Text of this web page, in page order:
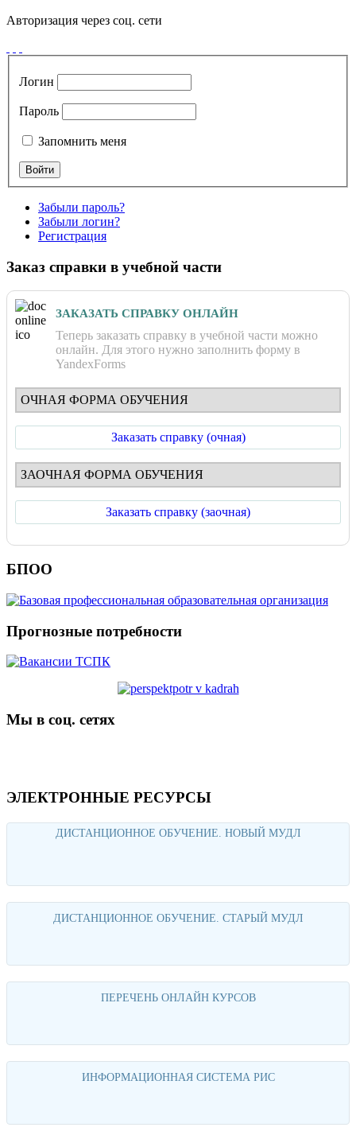
Авторизация через соц. сети
Логин
Пароль
Запомнить меня
Забыли пароль?
Забыли логин?
Регистрация
Заказ справки в учебной части
ЗАКАЗАТЬ СПРАВКУ ОНЛАЙН
Теперь заказать справку в учебной части можно
онлайн. Для этого нужно заполнить форму в
YandexForms
ОЧНАЯ ФОРМА ОБУЧЕНИЯ
Заказать справку (очная)
ЗАОЧНАЯ ФОРМА ОБУЧЕНИЯ
Заказать справку (заочная)
БПОО
Прогнозные потребности
Мы в соц. сетях
ЭЛЕКТРОННЫЕ РЕСУРСЫ
ДИСТАНЦИОННОЕ ОБУЧЕНИЕ. НОВЫЙ МУДЛ
ДИСТАНЦИОННОЕ ОБУЧЕНИЕ. СТАРЫЙ МУДЛ
ПЕРЕЧЕНЬ ОНЛАЙН КУРСОВ
ИНФОРМАЦИОННАЯ СИСТЕМА РИС